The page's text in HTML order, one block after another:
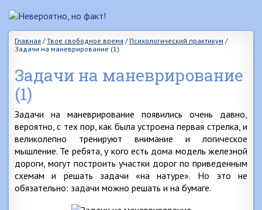
Главная /Твое свободное время / Психологический практикум /
Задачи на маневрирование (1)
Задачи на маневрирование
(1)
Задачи на маневрирование появились очень давно,
вероятно, с тех пор, как была устроена первая стрелка, и
великолепно тренируют внимание и логическое
мышление. Те ребята, у кого есть дома модель железной
дороги, могут построить участки дорог по приведенным
схемам и решать задачи «на натуре». Но это не
обязательно: задачи можно решать и на бумаге.